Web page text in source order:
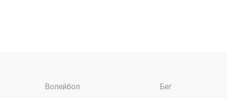
Волейбол Бег